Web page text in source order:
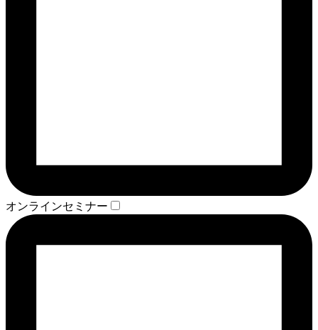
オンラインセミナー